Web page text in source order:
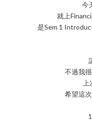
今
就上
是Sem 1
不過我
希望這